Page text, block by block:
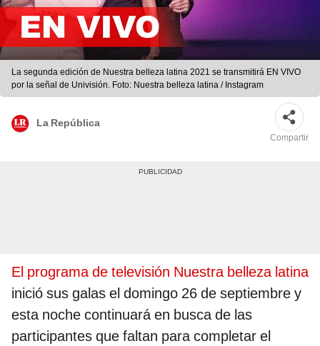
La segunda edición de Nuestra belleza latina 2021 se transmitirá EN VIVO
por la señal de Univisión. Foto: Nuestra belleza latina / Instagram
La República
Compartir
El programa de televisión Nuestra belleza latina
inició sus galas el domingo 26 de septiembre y
esta noche continuará en busca de las
participantes que faltan para completar el